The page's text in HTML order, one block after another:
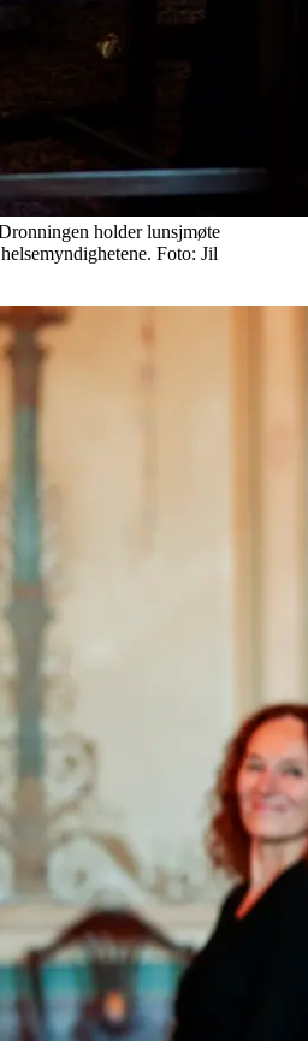
holder lunsjmøte
Foto: Jil